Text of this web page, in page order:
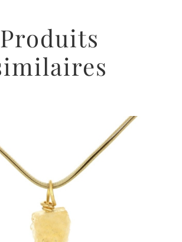
Produits